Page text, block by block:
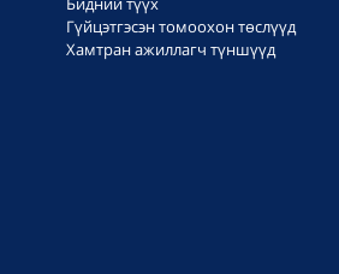
Гүйцэтгэсэн томоохон төслүүд
Хамтран ажиллагч түншүүд